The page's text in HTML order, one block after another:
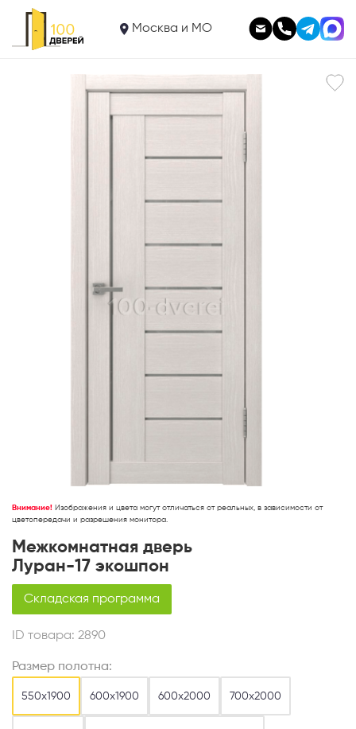
Москва и МО
Межкомнатная дверь
Луран-17 экошпон
5 475
В корзину
Внимание! Изображения и цвета могут отличаться от реальных, в зависимости от
цветопередачи и разрешения монитора.
Межкомнатная дверь
Луран-17 экошпон
Складская программа
ID товара: 2890
Размер полотна:
550х1900 600х1900 600х2000 700х2000